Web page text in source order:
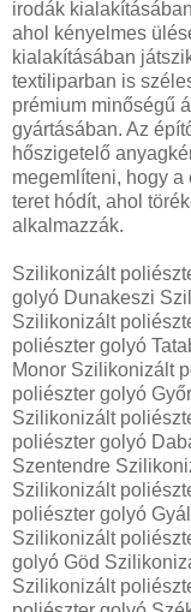
irodák
ahol kényelmes
kialakításában
textiliparban is
prémium minőségű
gyártásában. Az
hőszigetelő
megemlíteni, hogy
teret hódít, ahol
alkalmazzák.
Szilikonizált
golyó Dunakeszi
Szilikonizált
poliészter golyó
Monor Szilikonizált
poliészter golyó
Szilikonizált
poliészter golyó
Szentendre
Szilikonizált
poliészter golyó
Szilikonizált
golyó Göd
Szilikonizált